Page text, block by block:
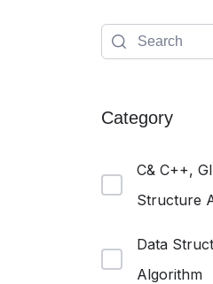
Category
C& C++,
Structure
Data
Algorithm